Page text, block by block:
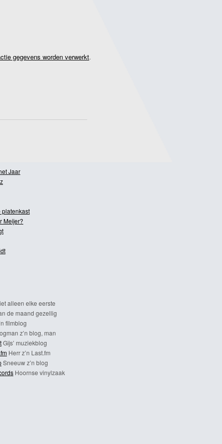
gegevens worden verwerkt.
Jaar
platenkast
Meijer?
alleen elke eerste
de maand gezellig
filmblog
z’n blog, man
Gijs’ muziekblog
Herr z’n Last.fm
Sneeuw z’n blog
Hoornse vinylzaak